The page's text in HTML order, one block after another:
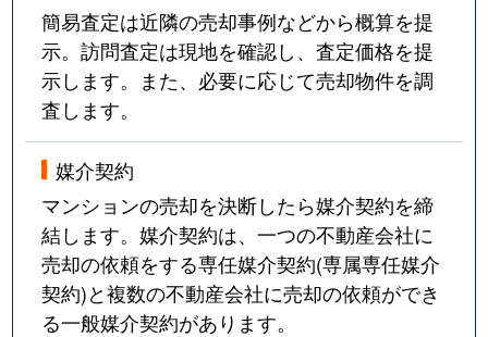
簡易査定は近隣の売却事例などから概算を提
示。訪問査定は現地を確認し、査定価格を提
示します。また、必要に応じて売却物件を調
査します。
媒介契約
マンションの売却を決断したら媒介契約を締
結します。媒介契約は、一つの不動産会社に
売却の依頼をする専任媒介契約(専属専任媒介
契約)と複数の不動産会社に売却の依頼ができ
る一般媒介契約があります。